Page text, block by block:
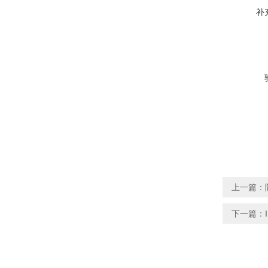
补
上一篇：
下一篇：